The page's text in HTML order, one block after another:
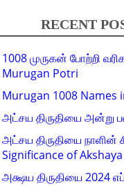
RECENT
1008 முருகன் போற்றி
Murugan Potri
Murugan 1008 Names
அட்சய திருதியை அன்று
அட்சய திருதியை நாளின்
Significance of
அக்ஷய திருதியை 2024